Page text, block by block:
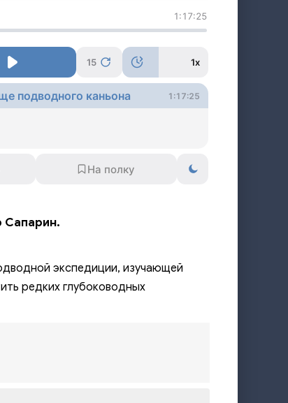
1:17:25
15 1x
подводного каньона 1:17:25
Сапарин.
экспедиции, изучающей
редких глубоководных